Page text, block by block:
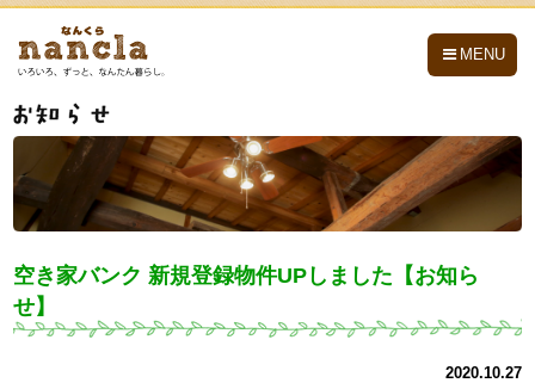
MENU
空き家バンク 新規登録物件UPしました【お知ら
せ】
2020.10.27